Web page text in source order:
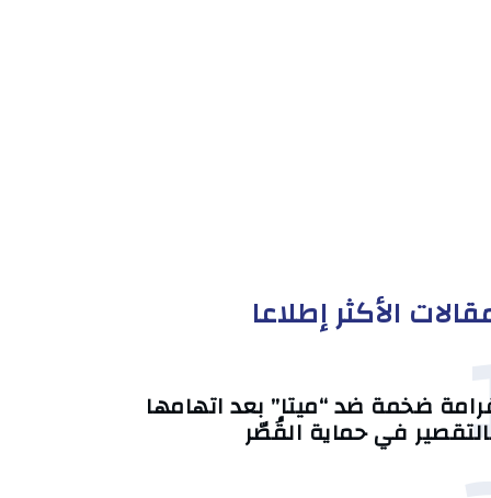
الأكثر إطلاعا
ضخمة ضد “ميتا” بعد اتهامها
في حماية القُصّر